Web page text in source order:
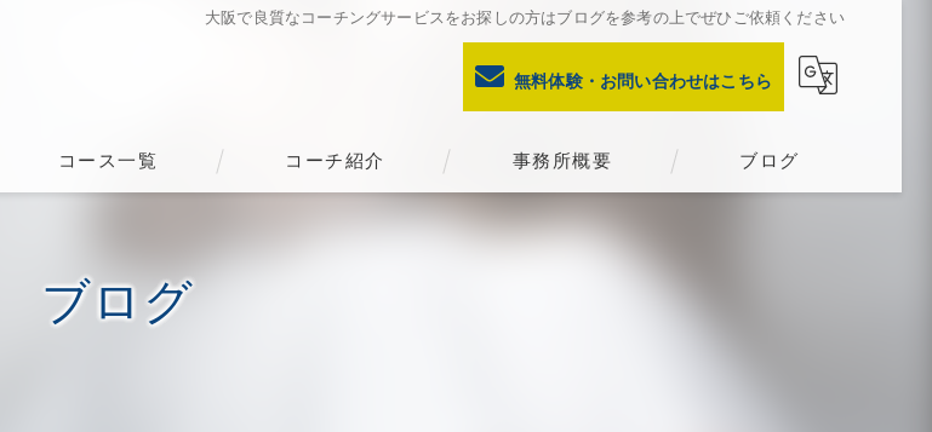
大阪で良質なコーチングサービスをお探しの方はブログを参考の上でぜひご依頼ください
無料体験・お問い合わせはこちら
コース一覧 コーチ紹介 事務所概要 ブログ
ブログ